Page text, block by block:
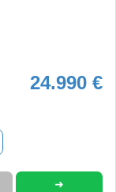
24.990 €
➜